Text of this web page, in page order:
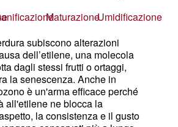
MaturazioneUmidificazione
subiscono alterazioni
dell’etilene, una molecola
dagli stessi frutti o ortaggi,
la senescenza. Anche in
è un'arma efficace perché
all'etilene ne blocca la
la consistenza e il gusto